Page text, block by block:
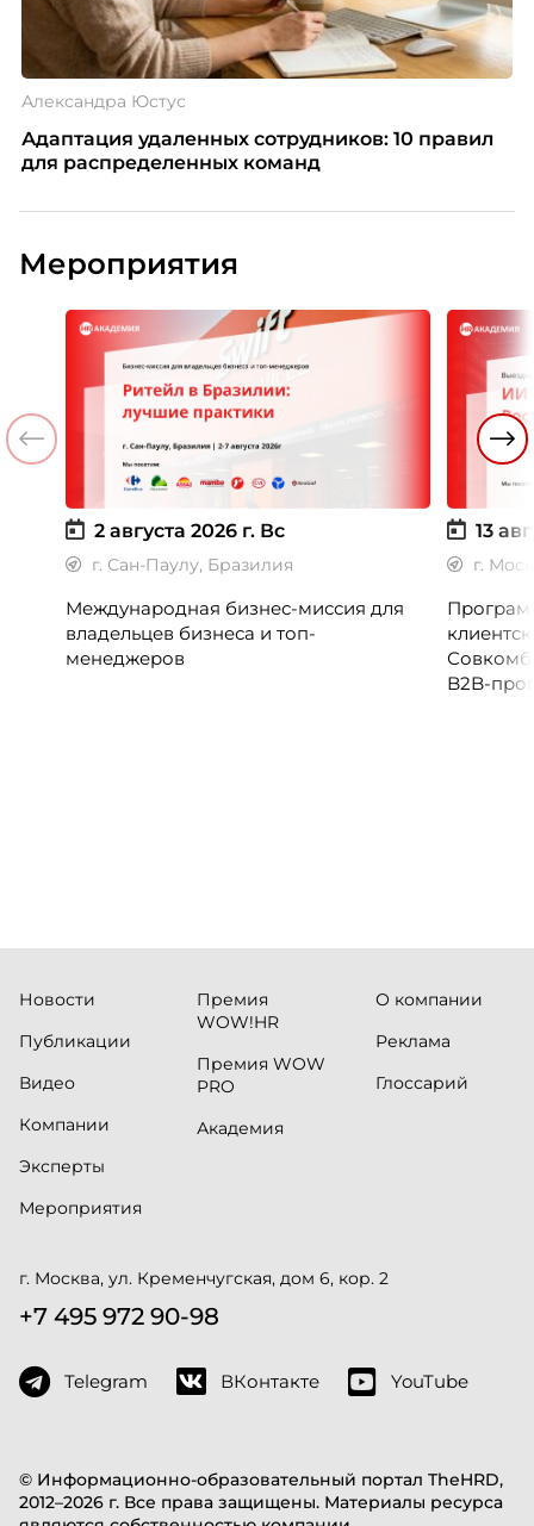
Александра Юстус
Адаптация удаленных сотрудников: 10 правил
для распределенных команд
Мероприятия
2 августа 2026 г. Вс
г. Сан-Паулу, Бразилия
Международная бизнес-миссия для
владельцев бизнеса и топ-
менеджеров
13
г.
B2B-
© Информационно-образовательный портал TheHRD,
2012–2026 г. Все права защищены. Материалы ресурса
Новости
Публикации
Видео
Компании
Эксперты
Мероприятия
Премия
WOW!HR
Премия WOW
PRO
Академия
О компании
Реклама
Глоссарий
г. Москва, ул. Кременчугская, дом 6, кор. 2
+7 495 972 90-98
Telegram ВКонтакте YouTube